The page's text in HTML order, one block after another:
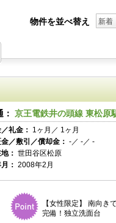
物件を並べ替え 新着
： 京王電鉄井の頭線 東松原
礼金： 1ヶ月／ 1ヶ月
／敷引／償却金： -／ -／ -
： 世田谷区松原
： 2008年2月
【女性限定】 南向き
完備！独立洗面台